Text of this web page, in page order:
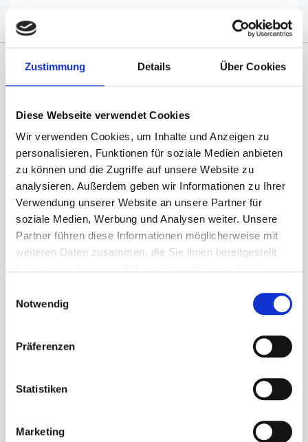
Zustimmung Details Über Cookies
Diese Webseite verwendet Cookies
Wir verwenden Cookies, um Inhalte und Anzeigen zu
personalisieren, Funktionen für soziale Medien anbieten
zu können und die Zugriffe auf unsere Website zu
analysieren. Außerdem geben wir Informationen zu Ihrer
Verwendung unserer Website an unsere Partner für
soziale Medien, Werbung und Analysen weiter. Unsere
Partner führen diese Informationen möglicherweise mit
weiteren Daten zusammen, die Sie ihnen bereitgestellt
Notwendig
Präferenzen
Statistiken
Marketing
Angaben zur Informationspflichten der GPSR
Bullhamm 24-26, D-26441 Jever, info@packpack.de
Sie könnten auch an folgenden Artikeln
interessiert sein
Backform, Gebäckkapseln
Ø 25mm Höhe: 18mm
Backform, Holzbackform
240x115x70mm
In den Warenkorb